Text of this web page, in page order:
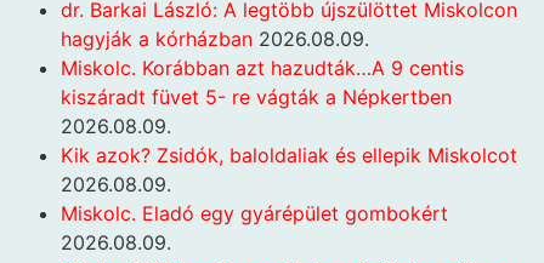
dr. Barkai László: A legtöbb újszülöttet Miskolcon
hagyják a kórházban 2026.08.09.
Miskolc. Korábban azt hazudták…A 9 centis
kiszáradt füvet 5- re vágták a Népkertben
2026.08.09.
Kik azok? Zsidók, baloldaliak és ellepik Miskolcot
2026.08.09.
Miskolc. Eladó egy gyárépület gombokért
2026.08.09.